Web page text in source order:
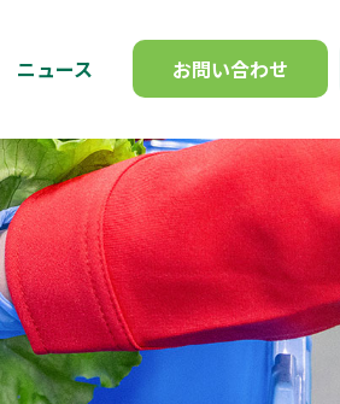
ニュース お問い合わせ